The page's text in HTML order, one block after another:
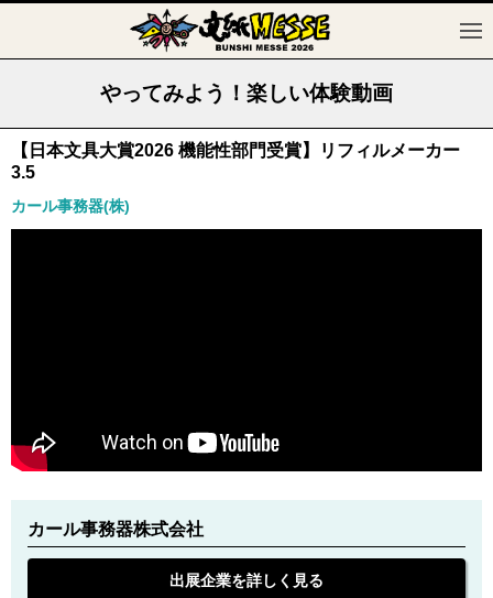
やってみよう！楽しい体験動画
【日本文具大賞2026 機能性部門受賞】リフィルメーカー
3.5
カール事務器(株)
カール事務器株式会社
出展企業を詳しく見る